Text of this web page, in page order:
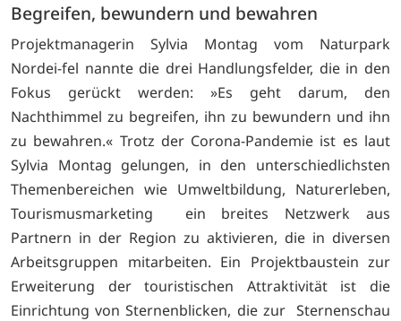
Begreifen, bewundern und bewahren
Projektmanagerin Sylvia Montag vom Naturpark
Nordei-fel nannte die drei Handlungsfelder, die in den
Fokus gerückt werden: »Es geht darum, den
Nachthimmel zu begreifen, ihn zu bewundern und ihn
zu bewahren.« Trotz der Corona-Pandemie ist es laut
Sylvia Montag gelungen, in den unterschiedlichsten
Themenbereichen wie Umweltbildung, Naturerleben,
Tourismusmarketing ein breites Netzwerk aus
Partnern in der Region zu aktivieren, die in diversen
Arbeitsgruppen mitarbeiten. Ein Projektbaustein zur
Erweiterung der touristischen Attraktivität ist die
Einrichtung von Sternenblicken, die zur Sternenschau